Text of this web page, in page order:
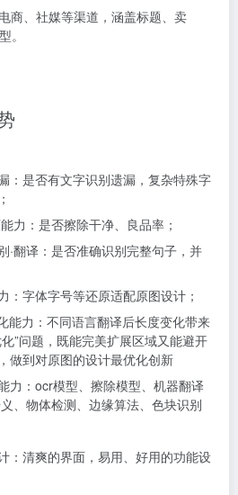
商、社媒等渠道，涵盖标题、卖
。
：是否有文字识别遗漏，复杂特殊字
力：是否擦除干净、良品率；
·翻译：是否准确识别完整句子，并
：字体字号等还原适配原图设计；
能力：不同语言翻译后长度变化带来
”问题，既能完美扩展区域又能避开
做到对原图的设计最优化创新
力：ocr模型、擦除模型、机器翻译
、物体检测、边缘算法、色块识别
：清爽的界面，易用、好用的功能设